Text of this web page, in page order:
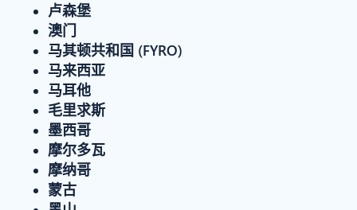
卢森堡
澳门
马其顿共和国 (FYRO)
马来西亚
马耳他
毛里求斯
墨西哥
摩尔多瓦
摩纳哥
蒙古